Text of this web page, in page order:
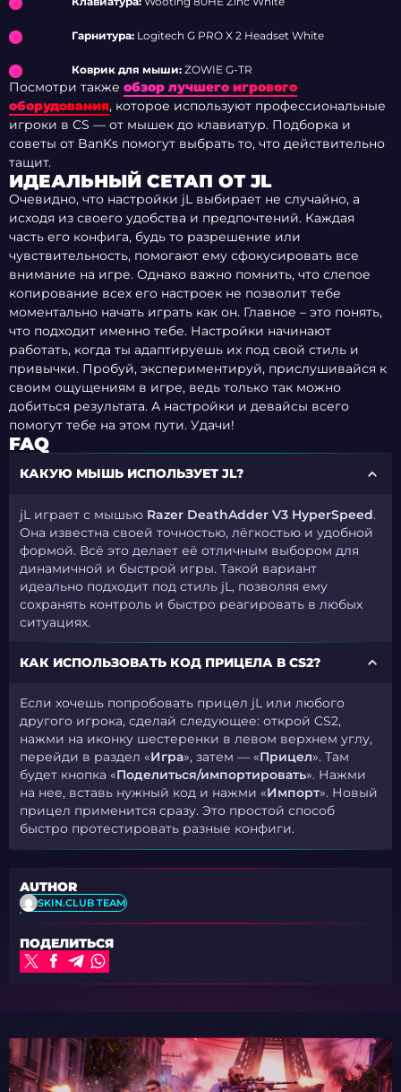
Гарнитура: Logitech G PRO X 2 Headset White
Коврик для мыши: ZOWIE G-TR
Посмотри также обзор лучшего игрового
оборудования, которое используют профессиональные
игроки в CS — от мышек до клавиатур. Подборка и
советы от BanKs помогут выбрать то, что действительно
тащит.
ИДЕАЛЬНЫЙ СЕТАП ОТ JL
Очевидно, что настройки jL выбирает не случайно, а
исходя из своего удобства и предпочтений. Каждая
часть его конфига, будь то разрешение или
чувствительность, помогают ему сфокусировать все
внимание на игре. Однако важно помнить, что слепое
копирование всех его настроек не позволит тебе
моментально начать играть как он. Главное – это понять,
что подходит именно тебе. Настройки начинают
работать, когда ты адаптируешь их под свой стиль и
привычки. Пробуй, экспериментируй, прислушивайся к
своим ощущениям в игре, ведь только так можно
добиться результата. А настройки и девайсы всего
помогут тебе на этом пути. Удачи!
FAQ
КАКУЮ МЫШЬ ИСПОЛЬЗУЕТ JL?
jL играет с мышью Razer DeathAdder V3 HyperSpeed.
Она известна своей точностью, лёгкостью и удобной
формой. Всё это делает её отличным выбором для
динамичной и быстрой игры. Такой вариант
идеально подходит под стиль jL, позволяя ему
сохранять контроль и быстро реагировать в любых
ситуациях.
КАК ИСПОЛЬЗОВАТЬ КОД ПРИЦЕЛА В CS2?
Если хочешь попробовать прицел jL или любого
другого игрока, сделай следующее:открой CS2,
нажми на иконку шестеренки в левом верхнем углу,
перейди в раздел «Игра», затем — «Прицел». Там
будет кнопка «Поделиться/импортировать». Нажми
на нее, вставь нужный код и нажми «Импорт». Новый
прицел применится сразу. Это простой способ
быстро протестировать разные конфиги.
AUTHOR
SKIN.CLUB TEAM
ПОДЕЛИТЬСЯ